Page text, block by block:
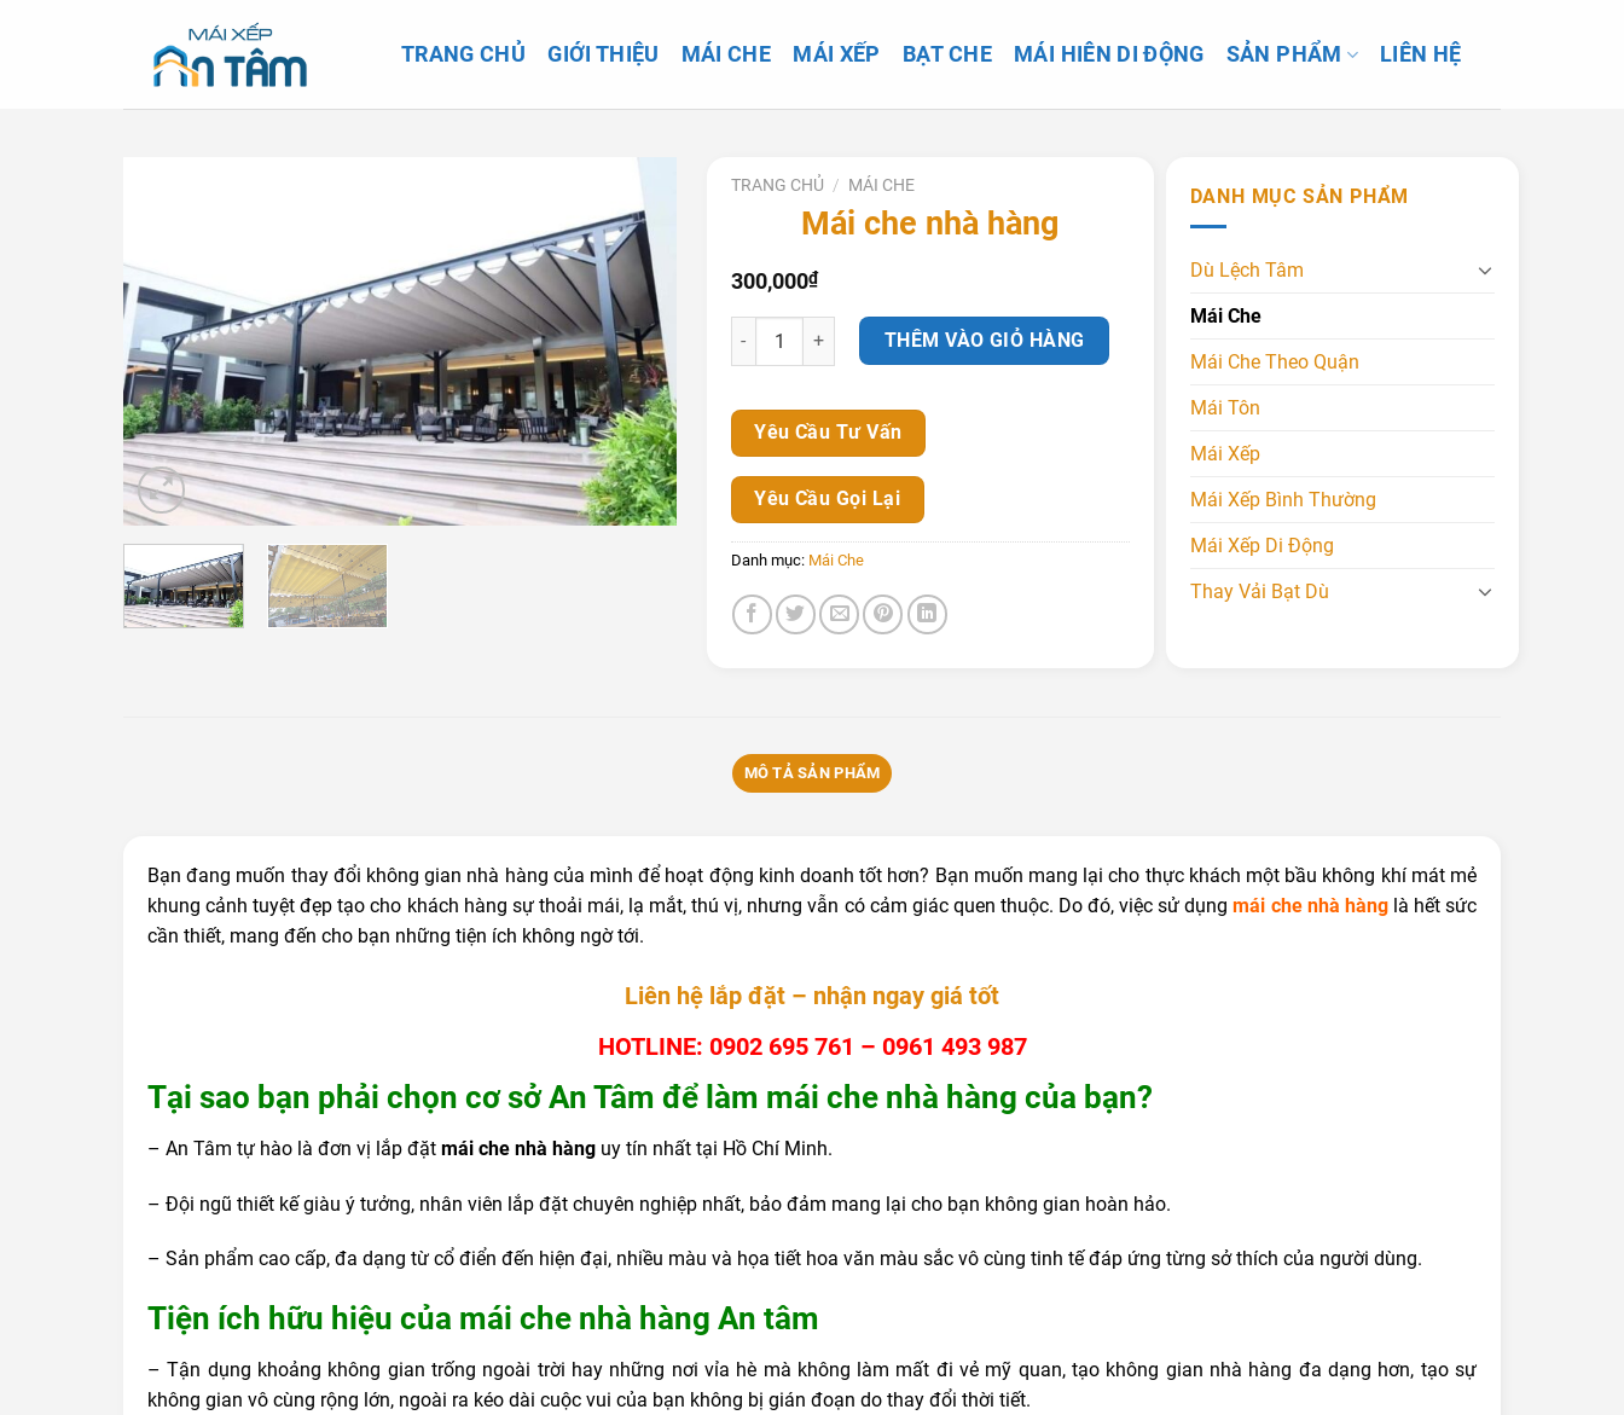
TRANG CHỦ GIỚI THIỆU MÁI CHE MÁI XẾP BẠT CHE MÁI HIÊN DI ĐỘNG SẢN PHẨM LIÊN HỆ
TRANG CHỦ / MÁI CHE
Mái che nhà hàng
300,000₫
Mái che nhà hàng số lượngTHÊM VÀO GIỎ HÀNG
Yêu Cầu Tư Vấn
Yêu Cầu Gọi Lại
Danh mục: Mái Che
DANH MỤC SẢN PHẨM
Dù Lệch Tâm
Mái Che
Mái Che Theo Quận
Mái Tôn
Mái Xếp
Mái Xếp Bình Thường
Mái Xếp Di Động
Thay Vải Bạt Dù
MÔ TẢ SẢN PHẨM
Bạn đang muốn thay đổi không gian nhà hàng của mình để hoạt động kinh doanh tốt hơn? Bạn muốn mang lại cho thực khách một bầu không khí mát mẻ
khung cảnh tuyệt đẹp tạo cho khách hàng sự thoải mái, lạ mắt, thú vị, nhưng vẫn có cảm giác quen thuộc. Do đó, việc sử dụngmái che nhà hàng là hết sức
cần thiết, mang đến cho bạn những tiện ích không ngờ tới.
Liên hệ lắp đặt – nhận ngay giá tốt
HOTLINE: 0902 695 761 – 0961 493 987
Tại sao bạn phải chọn cơ sở An Tâm để làm mái che nhà hàng của bạn?
– An Tâm tự hào là đơn vị lắp đặt mái che nhà hàng uy tín nhất tại Hồ Chí Minh.
– Đội ngũ thiết kế giàu ý tưởng, nhân viên lắp đặt chuyên nghiệp nhất, bảo đảm mang lại cho bạn không gian hoàn hảo.
– Sản phẩm cao cấp, đa dạng từ cổ điển đến hiện đại, nhiều màu và họa tiết hoa văn màu sắc vô cùng tinh tế đáp ứng từng sở thích của người dùng.
Tiện ích hữu hiệu của mái che nhà hàng An tâm
– Tận dụng khoảng không gian trống ngoài trời hay những nơi vỉa hè mà không làm mất đi vẻ mỹ quan, tạo không gian nhà hàng đa dạng hơn, tạo sự
không gian vô cùng rộng lớn, ngoài ra kéo dài cuộc vui của bạn không bị gián đoạn do thay đổi thời tiết.